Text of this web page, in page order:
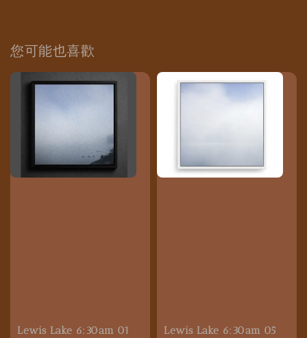
您可能也喜歡
Lewis Lake 6:30am 01
Lewis Lake 6:30am 05